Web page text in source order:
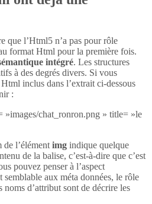
que l’Html5 n’a pas pour rôle
format Html pour la première fois.
intégré. Les structures
à des degrés divers. Si vous
inclus dans l’extrait ci-dessous
:
»images/chat_ronron.png » title= »le
l’élément img indique quelque
de la balise, c’est-à-dire que c’est
pouvez penser à l’aspect
semblable aux méta données, le rôle
noms d’attribut sont de décrire les